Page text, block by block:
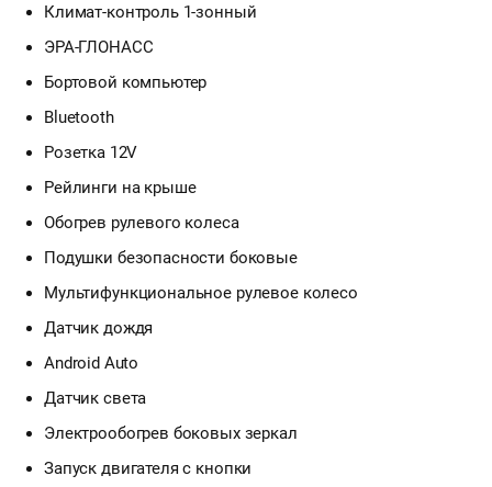
Климат-контроль 1-зонный
ЭРА-ГЛОНАСС
Бортовой компьютер
Bluetooth
Розетка 12V
Рейлинги на крыше
Обогрев рулевого колеса
Подушки безопасности боковые
Мультифункциональное рулевое колесо
Датчик дождя
Android Auto
Датчик света
Электрообогрев боковых зеркал
Запуск двигателя с кнопки